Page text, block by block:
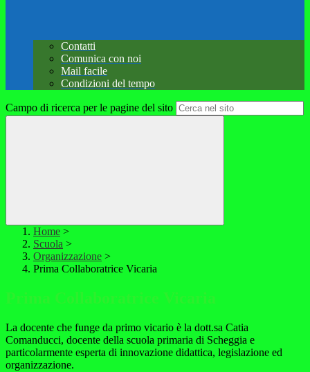
Contatti
Comunica con noi
Mail facile
Condizioni del tempo
Campo di ricerca per le pagine del sito
Home >
Scuola >
Organizzazione >
Prima Collaboratrice Vicaria
Prima Collaboratrice Vicaria
La docente che funge da primo vicario è la dott.sa Catia
Comanducci, docente della scuola primaria di Scheggia e
particolarmente esperta di innovazione didattica, legislazione ed
organizzazione.